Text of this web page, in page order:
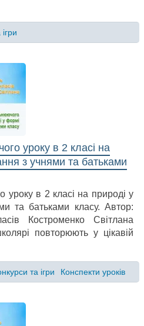
уроку в 2 класі на
з учнями та батьками
уроку в 2 класі на природі у
та батьками класу. Автор:
Костроменко Світлана
повторюють у цікавій
та ігри Конспекти уроків